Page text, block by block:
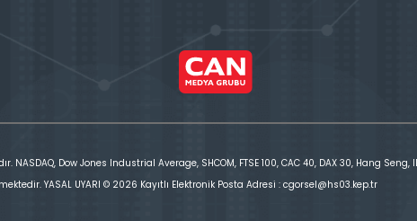
Dow Jones Industrial Average, SHCOM, FTSE 100, CAC 40, DAX 30, Hang Seng,
YASAL UYARI © 2026 Kayıtlı Elektronik Posta Adresi : cgorsel@hs03.kep.tr